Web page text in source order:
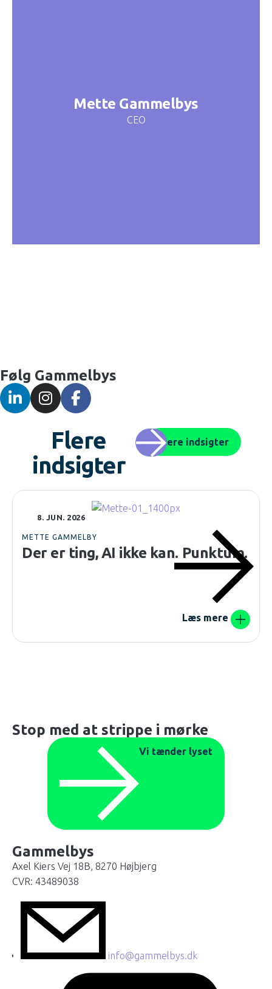
Mette Gammelbys
CEO
Følg Gammelbys
Flere
indsigter
Flere indsigter
8. JUN. 2026
METTE GAMMELBY
Der er ting, AI ikke kan. Punktum.
Læs mere
Stop med at strippe i mørke
Vi tænder lyset
Gammelbys
Axel Kiers Vej 18B, 8270 Højbjerg
CVR: 43489038
info@gammelbys.dk